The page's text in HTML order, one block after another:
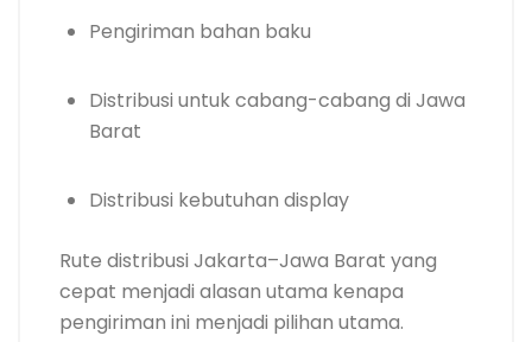
Pengiriman bahan baku
Distribusi untuk cabang-cabang di Jawa
Barat
Distribusi kebutuhan display
Rute distribusi Jakarta–Jawa Barat yang
cepat menjadi alasan utama kenapa
pengiriman ini menjadi pilihan utama.